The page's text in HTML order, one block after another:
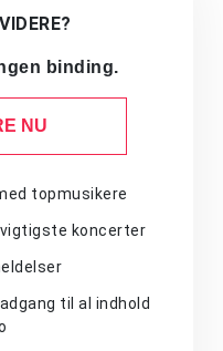
binding.
NU
topmusikere
koncerter
til al indhold